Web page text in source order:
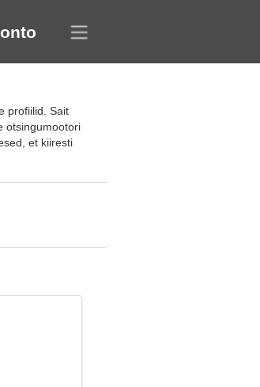
profiilid. Sait
otsingumootori
et kiiresti